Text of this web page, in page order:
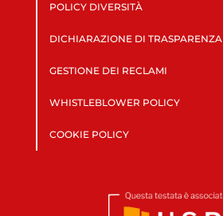
POLICY DIVERSITÀ
DICHIARAZIONE DI TRASPARENZA
GESTIONE DEI RECLAMI
WHISTLEBLOWER POLICY
COOKIE POLICY